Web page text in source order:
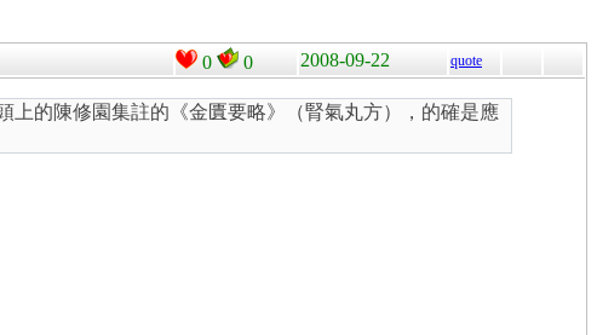
0 0 2008-09-22 quote
的陳修園集註的《金匱要略》（腎氣丸方），的確是應